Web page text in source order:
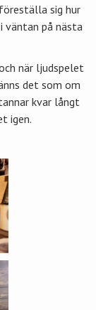
sig hur
väntan på nästa
när ljudspelet
det som om
kvar långt
igen.